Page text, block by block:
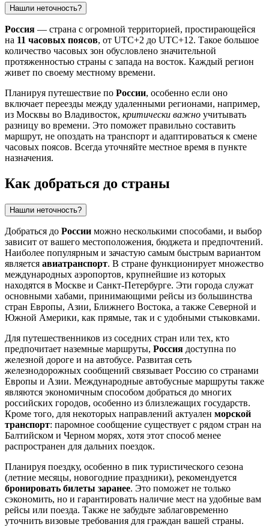
Нашли неточность?
Россия — страна с огромной территорией, простирающейся
на 11 часовых поясов, от UTC+2 до UTC+12. Такое большое
количество часовых зон обусловлено значительной
протяженностью страны с запада на восток. Каждый регион
живет по своему местному времени.
Планируя путешествие по России, особенно если оно
включает переезды между удаленными регионами, например,
из Москвы во Владивосток, критически важно учитывать
разницу во времени. Это поможет правильно составить
маршрут, не опоздать на транспорт и адаптироваться к смене
часовых поясов. Всегда уточняйте местное время в пункте
назначения.
Как добраться до страны
Нашли неточность?
Добраться до России можно несколькими способами, и выбор
зависит от вашего местоположения, бюджета и предпочтений.
Наиболее популярным и зачастую самым быстрым вариантом
является авиатранспорт. В стране функционирует множество
международных аэропортов, крупнейшие из которых
находятся в Москве и Санкт-Петербурге. Эти города служат
основными хабами, принимающими рейсы из большинства
стран Европы, Азии, Ближнего Востока, а также Северной и
Южной Америки, как прямые, так и с удобными стыковками.
Для путешественников из соседних стран или тех, кто
предпочитает наземные маршруты, Россия доступна по
железной дороге и на автобусе. Развитая сеть
железнодорожных сообщений связывает Россию со странами
Европы и Азии. Международные автобусные маршруты также
являются экономичным способом добраться до многих
российских городов, особенно из близлежащих государств.
Кроме того, для некоторых направлений актуален морской
транспорт: паромное сообщение существует с рядом стран на
Балтийском и Черном морях, хотя этот способ менее
распространен для дальних поездок.
Планируя поездку, особенно в пик туристического сезона
(летние месяцы, новогодние праздники), рекомендуется
бронировать билеты заранее. Это поможет не только
сэкономить, но и гарантировать наличие мест на удобные вам
рейсы или поезда. Также не забудьте заблаговременно
уточнить визовые требования для граждан вашей страны.